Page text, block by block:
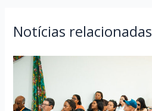
Notícias relacionadas